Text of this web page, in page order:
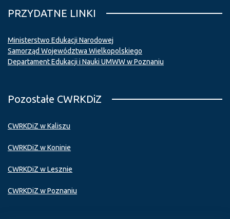
PRZYDATNE LINKI
Ministerstwo Edukacji Narodowej
Samorząd Województwa Wielkopolskiego
Departament Edukacji i Nauki UMWW w Poznaniu
Pozostałe CWRKDiZ
CWRKDiZ w Kaliszu
CWRKDiZ w Koninie
CWRKDiZ w Lesznie
CWRKDiZ w Poznaniu